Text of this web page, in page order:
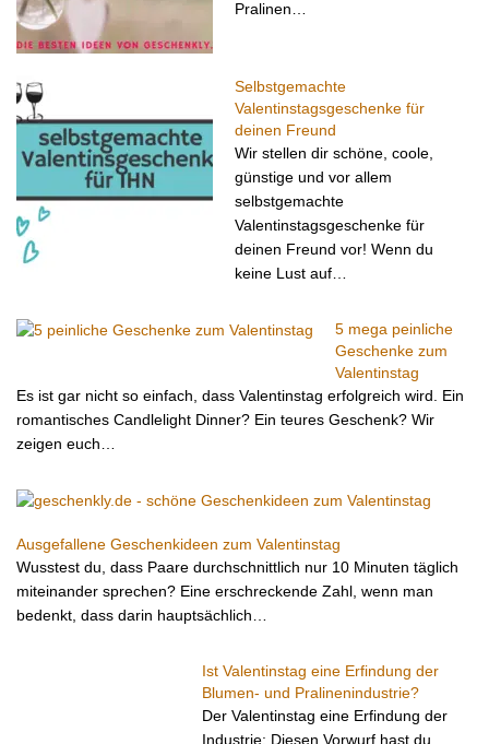
Pralinen…
Selbstgemachte
Valentinstagsgeschenke für
deinen Freund
Wir stellen dir schöne, coole,
günstige und vor allem
selbstgemachte
Valentinstagsgeschenke für
deinen Freund vor! Wenn du
keine Lust auf…
5 mega peinliche
Geschenke zum
Valentinstag
Es ist gar nicht so einfach, dass Valentinstag erfolgreich wird. Ein
romantisches Candlelight Dinner? Ein teures Geschenk? Wir
zeigen euch…
Ausgefallene Geschenkideen zum Valentinstag
Wusstest du, dass Paare durchschnittlich nur 10 Minuten täglich
miteinander sprechen? Eine erschreckende Zahl, wenn man
bedenkt, dass darin hauptsächlich…
Ist Valentinstag eine Erfindung der
Blumen- und Pralinenindustrie?
Der Valentinstag eine Erfindung der
Industrie: Diesen Vorwurf hast du